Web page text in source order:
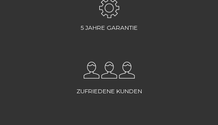
5 JAHRE GARANTIE
ZUFRIEDENE KUNDEN